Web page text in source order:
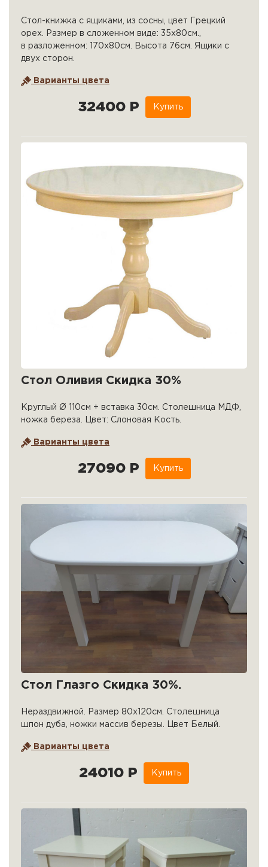
Стол-книжка с ящиками, из сосны, цвет Грецкий
орех. Размер в сложенном виде: 35х80см.,
в разложенном: 170х80см. Высота 76см. Ящики с
двух сторон.
Варианты цвета
32400 Р Купить
Стол Оливия Скидка 30%
Круглый Ø 110см + вставка 30см. Столешница МДФ,
ножка береза. Цвет: Слоновая Кость.
Варианты цвета
27090 Р Купить
Стол Глазго Скидка 30%.
Нераздвижной. Размер 80х120см. Столешница
шпон дуба, ножки массив березы. Цвет Белый.
Варианты цвета
24010 Р Купить